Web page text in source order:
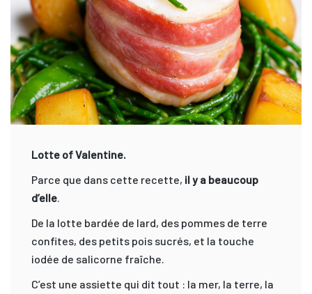
Lotte of Valentine.
Parce que dans cette recette, il y a beaucoup
d’elle
De la lotte bardée de lard, des pommes de terre
confites, des petits pois sucrés, et la touche
iodée de salicorne fraîche.
C’est une assiette qui dit tout : la mer, la terre, la